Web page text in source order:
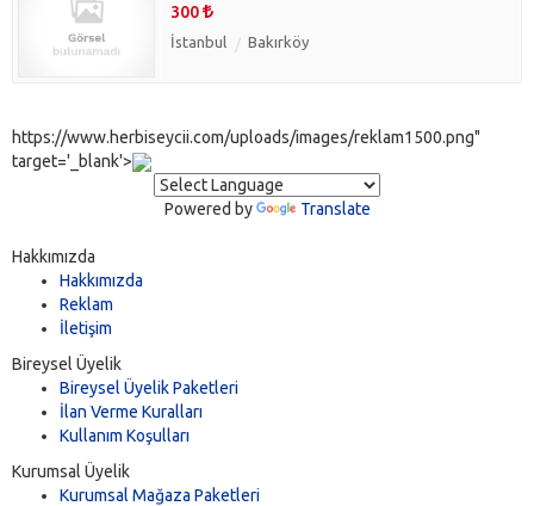
300
İstanbul Bakırköy
https://www.herbiseycii.com/uploads/images/reklam1500.png"
target='_blank'>
Powered by Translate
Hakkımızda
Hakkımızda
Reklam
İletişim
Bireysel Üyelik
Bireysel Üyelik Paketleri
İlan Verme Kuralları
Kullanım Koşulları
Kurumsal Üyelik
Kurumsal Mağaza Paketleri